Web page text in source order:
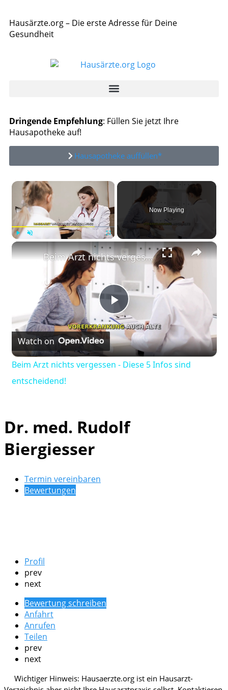
Hausärzte.org – Die erste Adresse für Deine
Gesundheit
Dringende Empfehlung: Füllen Sie jetzt Ihre
Hausapotheke auf!
Hausapotheke auffüllen*
×
Now Playing
×
Play
Video
Beim Arzt nichts vergessen - Diese 5 Infos sind entscheidend!
Watch on
Beim Arzt nichts vergessen - Diese 5 Infos sind
entscheidend!
Dr. med. Rudolf
Biergiesser
Termin vereinbaren
Bewertungen
Profil
prev
next
Bewertung schreiben
Anfahrt
Anrufen
Teilen
prev
next